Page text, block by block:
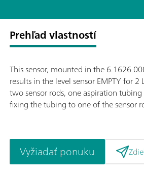
Prehľad vlastností
This sensor, mounted in the
results in the level sensor EMPTY for
two sensor rods, one aspiration
fixing the tubing to one of the sensor
Vyžiadať ponuku